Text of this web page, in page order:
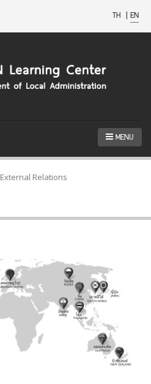
TH | EN
MENU
External Relations